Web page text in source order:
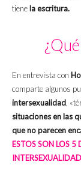
tiene la escritura.
En entrevista con
comparte algunos
intersexualidad,
situaciones en las
que no parecen
ESTOS SON LOS 5